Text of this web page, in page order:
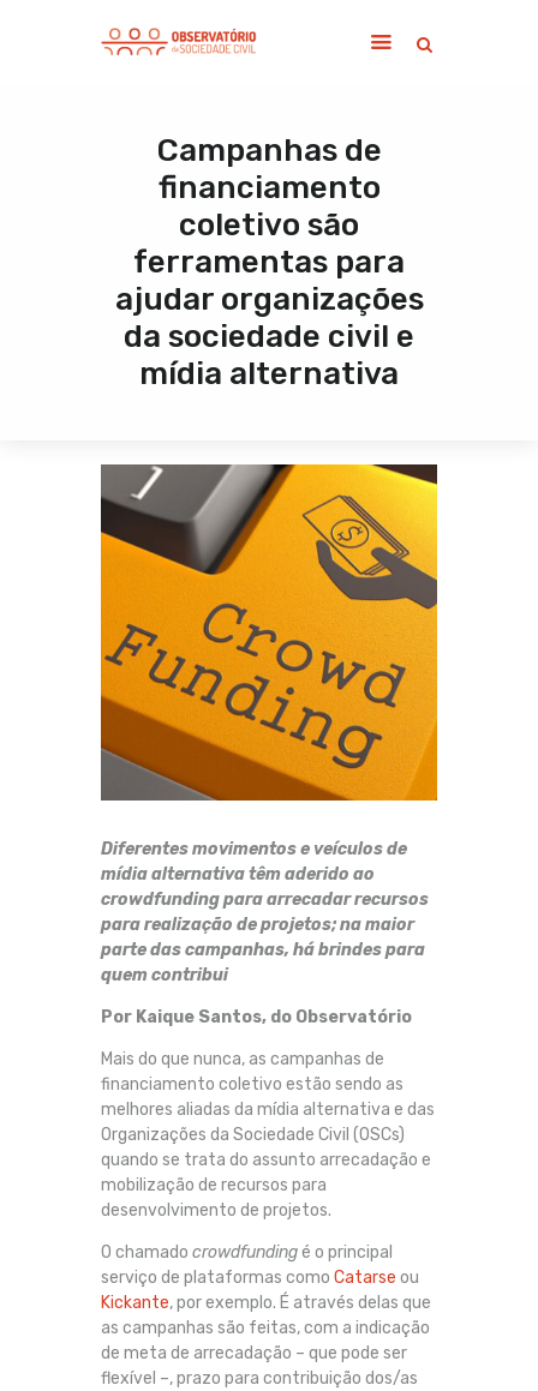
Campanhas de
financiamento
coletivo são
ferramentas para
ajudar organizações
da sociedade civil e
mídia alternativa
Home
Sobre
Notícias
Publicações
Contato
Diferentes movimentos e veículos de
mídia alternativa têm aderido ao
crowdfunding para arrecadar recursos
para realização de projetos; na maior
parte das campanhas, há brindes para
quem contribui
Por Kaique Santos, do Observatório
Mais do que nunca, as campanhas de
financiamento coletivo estão sendo as
melhores aliadas da mídia alternativa e das
Organizações da Sociedade Civil (OSCs)
quando se trata do assunto arrecadação e
mobilização de recursos para
desenvolvimento de projetos.
O chamado crowdfundingé o principal
serviço de plataformas como Catarse ou
Kickante, por exemplo. É através delas que
as campanhas são feitas, com a indicação
de meta de arrecadação – que pode ser
flexível –, prazo para contribuição dos/as